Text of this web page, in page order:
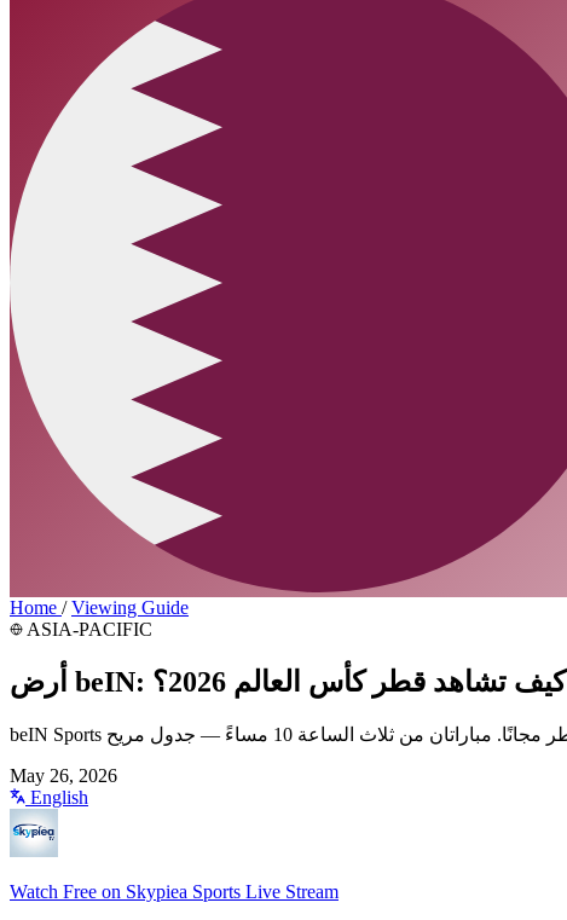
Home / Viewing Guide
ASIA-PACIFIC
أرض beIN: كيف تشاهد قطر كأس العالم 2026؟
May 26, 2026
English
Watch Free on Skypiea Sports Live Stream